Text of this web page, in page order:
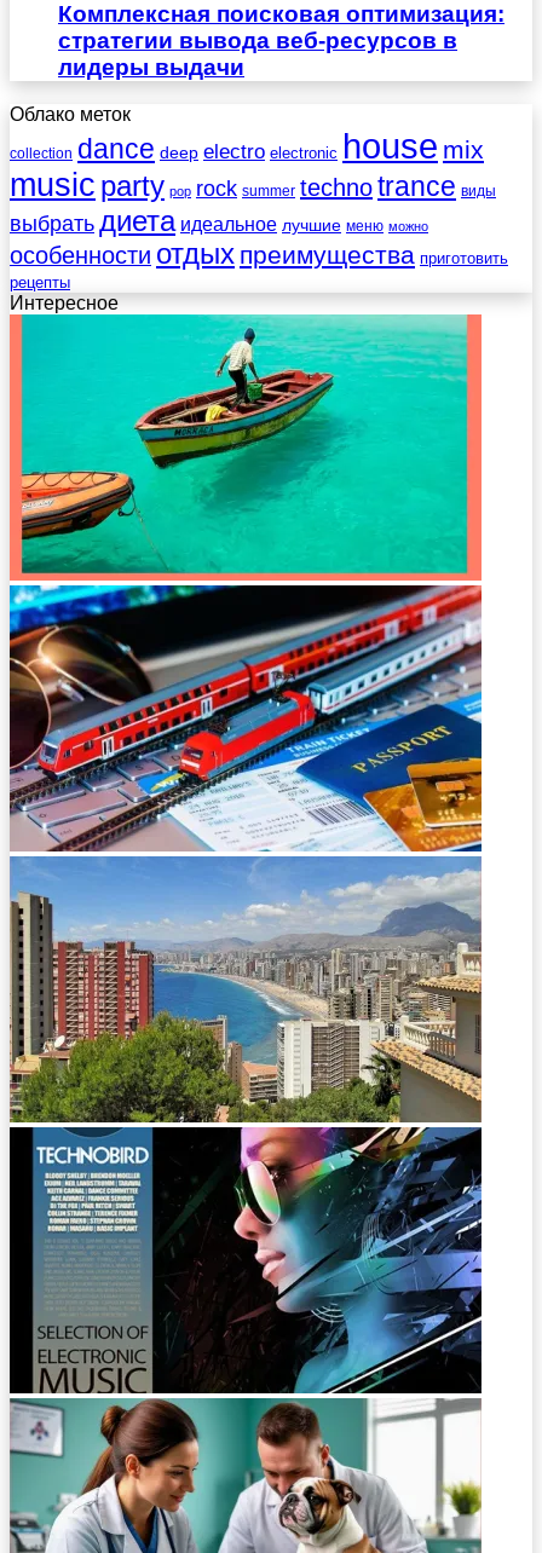
Комплексная поисковая оптимизация:
стратегии вывода веб-ресурсов в
лидеры выдачи
Облако меток
collection dance deep electro electronic house mix
music party pop rock summer technotrance виды
выбратьдиета идеальное лучшие меню можно
особенности отдых преимущества приготовить
рецепты
Интересное